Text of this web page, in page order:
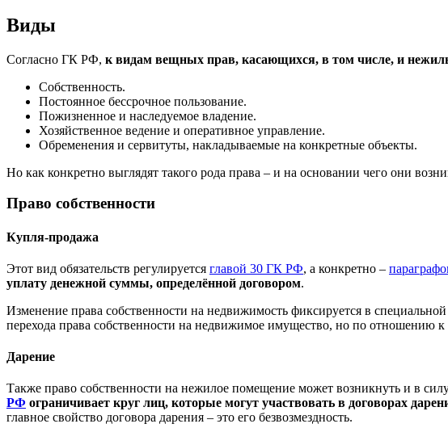
Виды
Согласно ГК РФ, к видам вещных прав, касающихся, в том числе, и
Собственность.
Постоянное бессрочное пользование.
Пожизненное и наследуемое владение.
Хозяйственное ведение и оперативное управление.
Обременения и сервитуты, накладываемые на конкретные объекты.
Но как конкретно выглядят такого рода права – и на основании чего они
Право собственности
Купля-продажа
Этот вид обязательств регулируется главой 30 ГК РФ, а конкретно –
уплату денежной суммы, определённой договором.
Изменение права собственности на недвижимость фиксируется в
перехода права собственности на недвижимое имущество, но по отношению к
Дарение
Также право собственности на нежилое помещение может возникнуть и в
РФ ограничивает круг лиц, которые могут участвовать в договорах
главное свойство договора дарения – это его безвозмездность.